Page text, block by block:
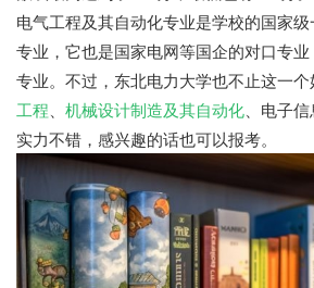
电气工程及其自动化专业是学校的国家
专业，它也是国家电网等国企的对口专
专业。不过，东北电力大学也不止这一个
工程
机械设计制造及其自动化 、电子
实力不错，感兴趣的话也可以报考。